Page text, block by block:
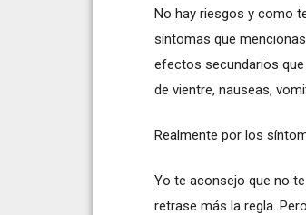
No hay riesgos y como
síntomas que
efectos secundarios
de vientre, nauseas,
Realmente por los
Yo te aconsejo que no
retrase más la regla.